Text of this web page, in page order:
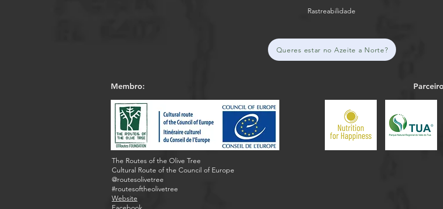
Rastreabilidade
Queres estar no Azeite a Norte?
Membro:
The Routes of the Olive Tree
Cultural Route of the Council of Europe
@routesolivetree
#routesoftheolivetree
Website